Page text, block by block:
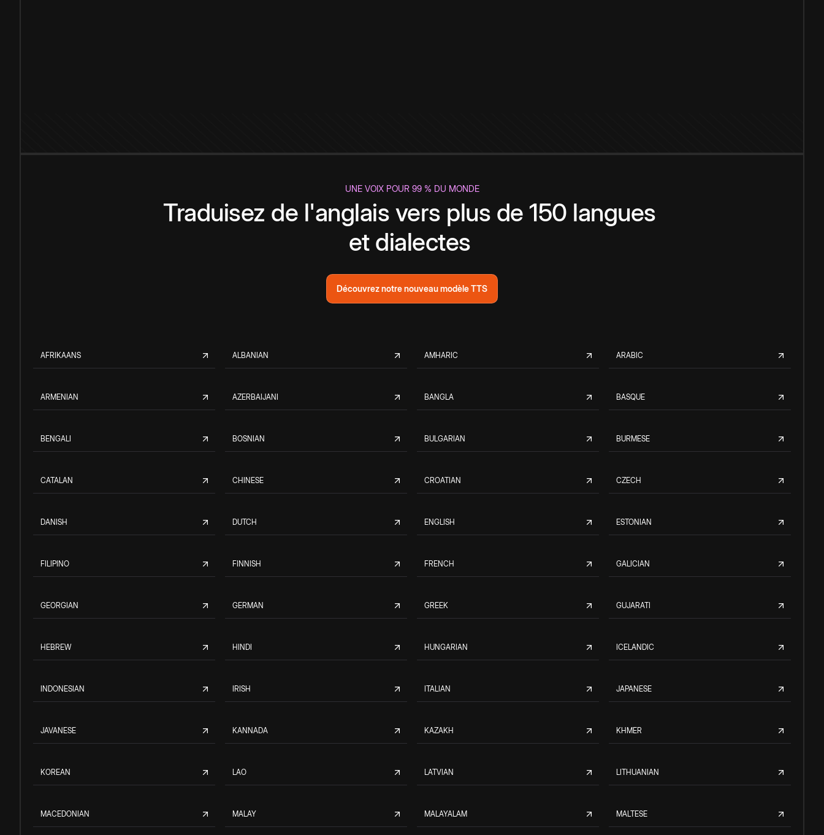
UNE VOIX POUR 99 % DU MONDE
Traduisez de l'anglais vers plus de 150 langues
et dialectes
Découvrez notre nouveau modèle TTS
AFRIKAANS ALBANIAN AMHARIC ARABIC
ARMENIAN AZERBAIJANI BANGLA BASQUE
BENGALI BOSNIAN BULGARIAN BURMESE
CATALAN CHINESE CROATIAN CZECH
DANISH DUTCH ENGLISH ESTONIAN
FILIPINO FINNISH FRENCH GALICIAN
GEORGIAN GERMAN GREEK GUJARATI
HEBREW HINDI HUNGARIAN ICELANDIC
INDONESIAN IRISH ITALIAN JAPANESE
JAVANESE KANNADA KAZAKH KHMER
KOREAN LAO LATVIAN LITHUANIAN
MACEDONIAN MALAY MALAYALAM MALTESE